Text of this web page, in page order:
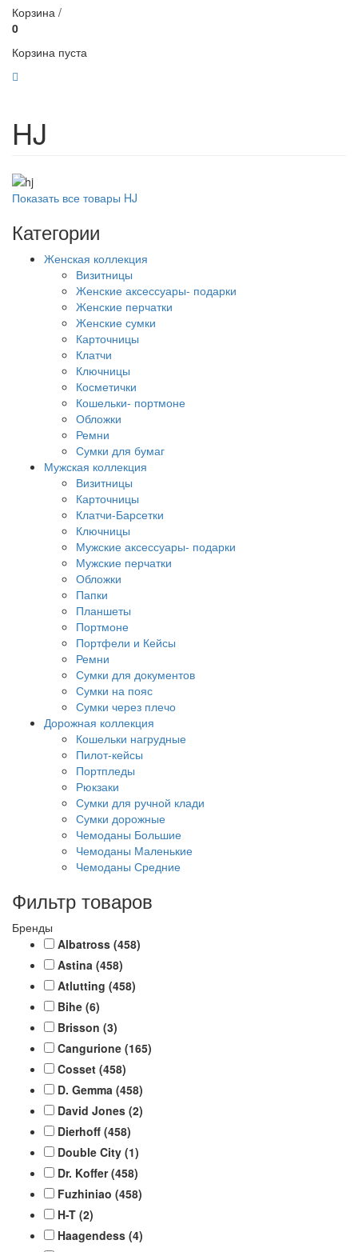
Корзина /
0
Корзина пуста
HJ
Показать все товары HJ
Категории
Женская коллекция
Визитницы
Женские аксессуары- подарки
Женские перчатки
Женские сумки
Карточницы
Клатчи
Ключницы
Косметички
Кошельки- портмоне
Обложки
Ремни
Сумки для бумаг
Мужская коллекция
Визитницы
Карточницы
Клатчи-Барсетки
Ключницы
Мужские аксессуары- подарки
Мужские перчатки
Обложки
Папки
Планшеты
Портмоне
Портфели и Кейсы
Ремни
Сумки для документов
Сумки на пояс
Сумки через плечо
Дорожная коллекция
Кошельки нагрудные
Пилот-кейсы
Портпледы
Рюкзаки
Сумки для ручной клади
Сумки дорожные
Чемоданы Большие
Чемоданы Маленькие
Чемоданы Средние
Фильтр товаров
Бренды
Albatross (458)
Astina (458)
Atlutting (458)
Bihe (6)
Brisson (3)
Cangurione (165)
Cosset (458)
D. Gemma (458)
David Jones (2)
Dierhoff (458)
Double City (1)
Dr. Koffer (458)
Fuzhiniao (458)
H-T (2)
Haagendess (4)